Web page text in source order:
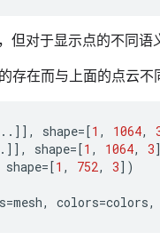
但对于显示点的不同语
在而与上面的点云不
]], shape=[1 , 1064,
]], shape=[1 , 1064, 3
shape=[1 , 752, 3])
=mesh, colors=colors,